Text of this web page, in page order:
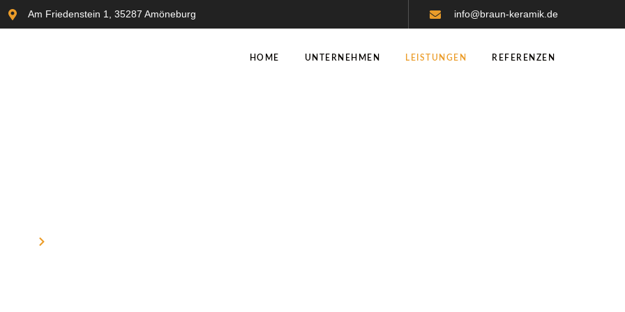
Am Friedenstein 1, 35287 Amöneburg info@braun-keramik.de
HOME UNTERNEHMEN LEISTUNGEN REFERENZEN